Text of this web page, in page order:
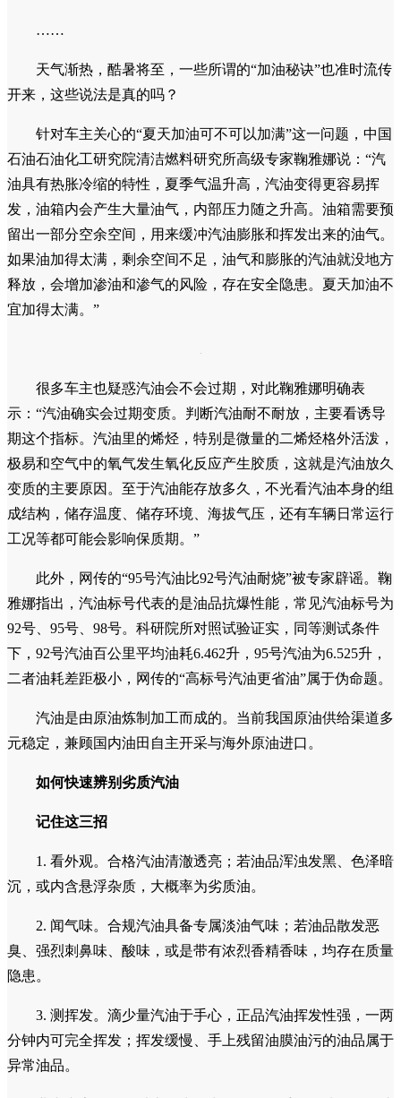
……
天气渐热，酷暑将至，一些所谓的“加油秘诀”也准时流传
开来，这些说法是真的吗？
针对车主关心的“夏天加油可不可以加满”这一问题，中国
石油石油化工研究院清洁燃料研究所高级专家鞠雅娜说：“汽
油具有热胀冷缩的特性，夏季气温升高，汽油变得更容易挥
发，油箱内会产生大量油气，内部压力随之升高。油箱需要预
留出一部分空余空间，用来缓冲汽油膨胀和挥发出来的油气。
如果油加得太满，剩余空间不足，油气和膨胀的汽油就没地方
释放，会增加渗油和渗气的风险，存在安全隐患。夏天加油不
宜加得太满。”
很多车主也疑惑汽油会不会过期，对此鞠雅娜明确表
示：“汽油确实会过期变质。判断汽油耐不耐放，主要看诱导
期这个指标。汽油里的烯烃，特别是微量的二烯烃格外活泼，
极易和空气中的氧气发生氧化反应产生胶质，这就是汽油放久
变质的主要原因。至于汽油能存放多久，不光看汽油本身的组
成结构，储存温度、储存环境、海拔气压，还有车辆日常运行
工况等都可能会影响保质期。”
此外，网传的“95号汽油比92号汽油耐烧”被专家辟谣。鞠
雅娜指出，汽油标号代表的是油品抗爆性能，常见汽油标号为
92号、95号、98号。科研院所对照试验证实，同等测试条件
下，92号汽油百公里平均油耗6.462升，95号汽油为6.525升，
二者油耗差距极小，网传的“高标号汽油更省油”属于伪命题。
汽油是由原油炼制加工而成的。当前我国原油供给渠道多
元稳定，兼顾国内油田自主开采与海外原油进口。
如何快速辨别劣质汽油
记住这三招
1. 看外观。合格汽油清澈透亮；若油品浑浊发黑、色泽暗
沉，或内含悬浮杂质，大概率为劣质油。
2. 闻气味。合规汽油具备专属淡油气味；若油品散发恶
臭、强烈刺鼻味、酸味，或是带有浓烈香精香味，均存在质量
隐患。
3. 测挥发。滴少量汽油于手心，正品汽油挥发性强，一两
分钟内可完全挥发；挥发缓慢、手上残留油膜油污的油品属于
异常油品。